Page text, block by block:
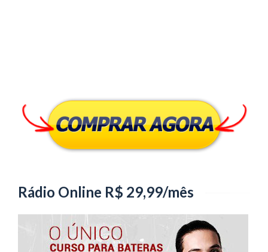
Rádio Online R$ 29,99/mês